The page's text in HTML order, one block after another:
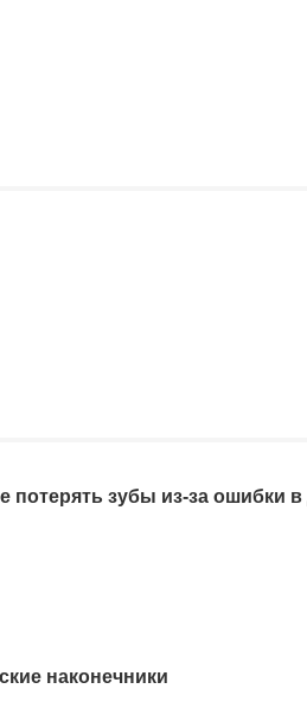
потерять зубы из-за ошибки в
наконечники